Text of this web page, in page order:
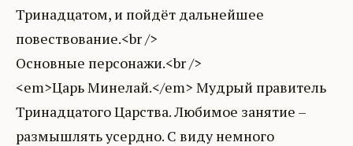
Тринадцатом, и пойдёт дальнейшее
повествование.<br />
Основные персонажи.<br />
<em>Царь Минелай.</em> Мудрый правитель
Тринадцатого Царства. Любимое занятие –
размышлять усердно. С виду немного